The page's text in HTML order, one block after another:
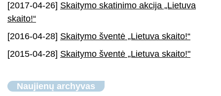
[2017-04-26] Skaitymo skatinimo akcija „Lietuva
skaito!“
[2016-04-28] Skaitymo šventė „Lietuva skaito!“
[2015-04-28] Skaitymo šventė „Lietuva skaito!"
Naujienų archyvas